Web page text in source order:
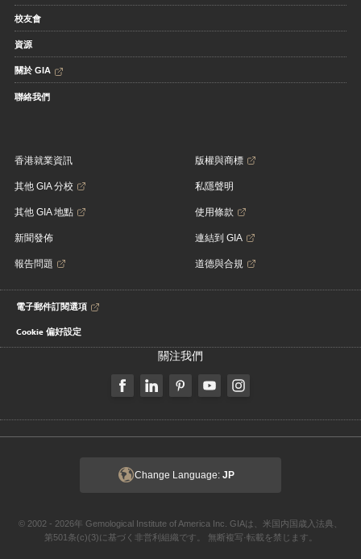
校友會
資源
關於 GIA
聯絡我們
香港就業資訊
其他 GIA 分校
其他 GIA 地點
新聞發佈
報告問題
版權與商標
私隱聲明
使用條款
連結到 GIA
道德與合規
電子郵件訂閱選項
Cookie 偏好設定
關注我們
Change Language: JP
© 2002 - 2026年 Gemological Institute of America Inc. GIAは、米国内国歳入法典、
第501条(c)(3)に基づく非営利組織です。 無断複写·転載を禁じます。